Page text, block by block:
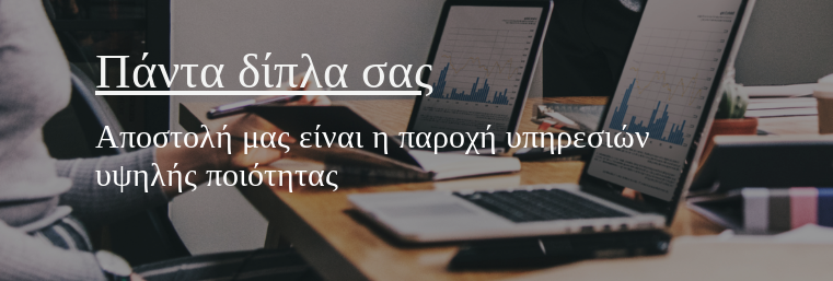
Πάντα δίπλα σας
Αποστολή μας είναι η παροχή υπηρεσιών
υψηλής ποιότητας